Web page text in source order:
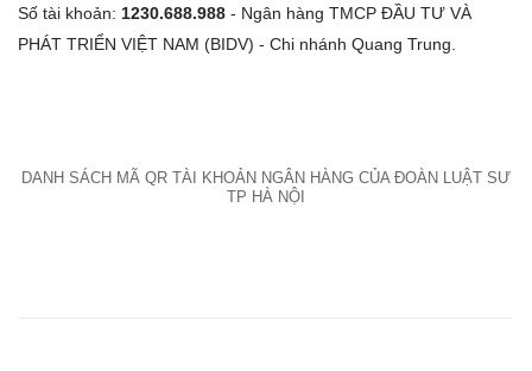
Số tài khoản: 1230.688.988 - Ngân hàng TMCP ĐẦU TƯ VÀ
PHÁT TRIỂN VIỆT NAM (BIDV) - Chi nhánh Quang Trung.
DANH SÁCH MÃ QR TÀI KHOẢN NGÂN HÀNG CỦA ĐOÀN LUẬT SƯ
TP HÀ NỘI